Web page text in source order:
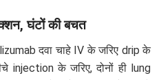
घंटों की बचत
दवा चाहे IV के जरिए drip के
injection के जरिए, दोनों ही lung